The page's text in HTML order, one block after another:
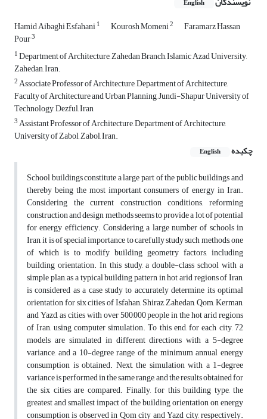
English
Hamid Aibaghi Esfahani1 Kourosh Momeni2 Faramarz Hassan
Pour3
1Department of Architecture, Zahedan Branch, Islamic Azad University,
Zahedan, Iran.
2Associate Professor of Architecture, Department of Architecture,
Faculty of Architecture and Urban Planning, Jundi-Shapur University of
Technology, Dezful, Iran
3Assistant Professor of Architecture, Department of Architecture,
University of Zabol, Zabol, Iran.
چکیده
English
School buildings constitute a large part of the public buildings and
thereby being the most important consumers of energy in Iran.
Considering the current construction conditions, reforming
construction and design methods seems to provide a lot of potential
for energy efficiency. Considering a large number of schools in
Iran, it is of special importance to carefully study such methods, one
of which is to modify building geometry factors, including
building orientation. In this study, a double-class school with a
simple plan, as a typical building pattern in hot arid regions of Iran,
is considered as a case study to accurately determine its optimal
orientation for six cities of Isfahan, Shiraz, Zahedan, Qom, Kerman,
and Yazd, as cities with over 500,000 people in the hot arid regions
of Iran, using computer simulation. To this end, for each city, 72
models are simulated in different directions with a 5-degree
variance, and a 10-degree range of the minimum annual energy
consumption is obtained. Next, the simulation with a 1-degree
variance is performed in the same range, and the results obtained for
the six cities are compared. Finally, for this building type, the
greatest and smallest impact of the building orientation on energy
consumption is observed in Qom city and Yazd city, respectively.